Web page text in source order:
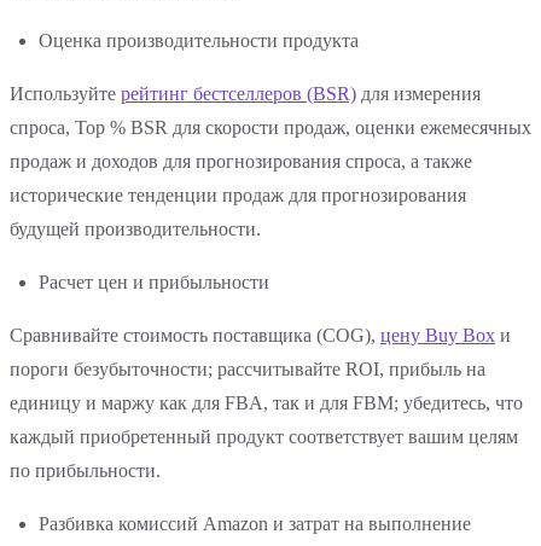
Оценка производительности продукта
Используйте рейтинг бестселлеров (BSR) для измерения
спроса, Top % BSR для скорости продаж, оценки ежемесячных
продаж и доходов для прогнозирования спроса, а также
исторические тенденции продаж для прогнозирования
будущей производительности.
Расчет цен и прибыльности
Сравнивайте стоимость поставщика (COG), цену Buy Box и
пороги безубыточности; рассчитывайте ROI, прибыль на
единицу и маржу как для FBA, так и для FBM; убедитесь, что
каждый приобретенный продукт соответствует вашим целям
по прибыльности.
Разбивка комиссий Amazon и затрат на выполнение